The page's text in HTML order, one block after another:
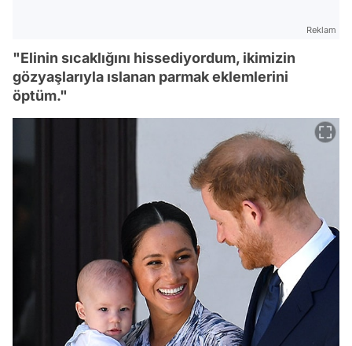
Reklam
"Elinin sıcaklığını hissediyordum, ikimizin
gözyaşlarıyla ıslanan parmak eklemlerini
öptüm."